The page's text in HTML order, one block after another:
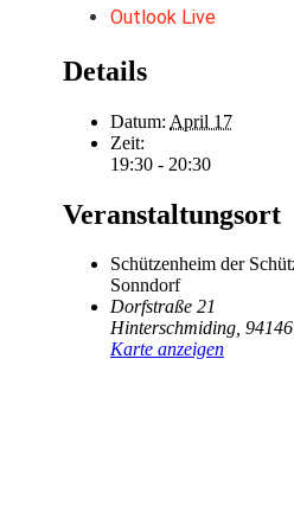
Outlook Live
Details
Datum: April 17
Zeit:
19:30 - 20:30
Veranstaltungsort
Schützenheim der
Sonndorf
Dorfstraße 21
Hinterschmiding, 94146
Karte anzeigen